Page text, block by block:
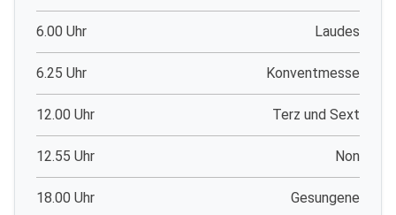
6.00 Uhr Laudes
6.25 Uhr Konventmesse
12.00 Uhr Terz und Sext
12.55 Uhr Non
18.00 Uhr
Gesungene